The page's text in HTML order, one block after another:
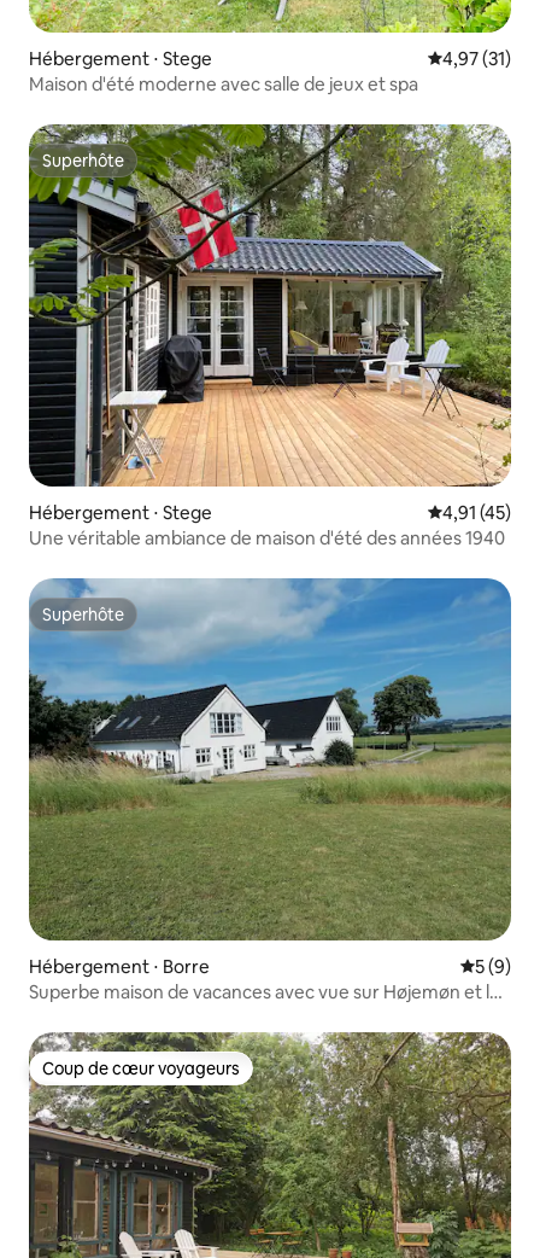
Hébergement ⋅ Stege Évaluation
4,97 (31)
Maison d'été moderne avec salle de jeux et spa
Superhôte
Superhôte
Hébergement ⋅ Stege Évaluation
4,91 (45)
Une véritable ambiance de maison d'été des années 1940
Superhôte
Superhôte
Hébergement ⋅ Borre
5 (9)
Superbe maison de vacances avec vue sur Højemøn et la
Coup de cœur voyageurs
Coup de cœur voyageurs